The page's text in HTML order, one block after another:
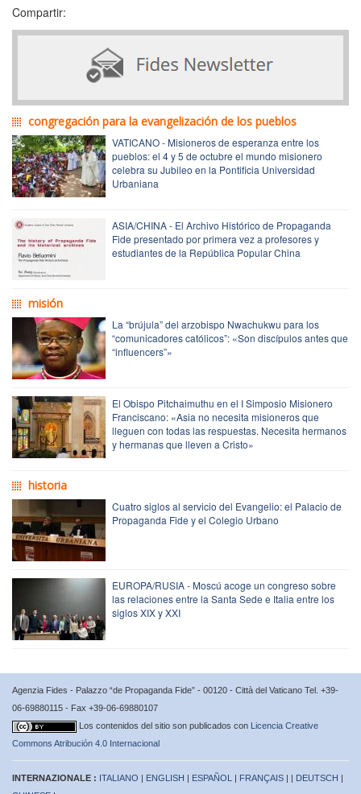
Compartir:
congregación para la evangelización de los pueblos
VATICANO - Misioneros de esperanza entre los
pueblos: el 4 y 5 de octubre el mundo misionero
celebra su Jubileo en la Pontificia Universidad
Urbaniana
ASIA/CHINA - El Archivo Histórico de Propaganda
Fide presentado por primera vez a profesores y
estudiantes de la República Popular China
misión
La “brújula” del arzobispo Nwachukwu para los
“comunicadores católicos”: «Son discípulos antes que
“influencers”»
El Obispo Pitchaimuthu en el I Simposio Misionero
Franciscano: «Asia no necesita misioneros que
lleguen con todas las respuestas. Necesita hermanos
y hermanas que lleven a Cristo»
historia
Cuatro siglos al servicio del Evangelio: el Palacio de
Propaganda Fide y el Colegio Urbano
EUROPA/RUSIA - Moscú acoge un congreso sobre
las relaciones entre la Santa Sede e Italia entre los
siglos XIX y XXI
Agenzia Fides - Palazzo “de Propaganda Fide” - 00120 - Città del Vaticano Tel. +39-
06-69880115 - Fax +39-06-69880107
Los contenidos del sitio son publicados con Licencia Creative
Commons Atribución 4.0 Internacional
INTERNAZIONALE : ITALIANO | ENGLISH | ESPAÑOL | FRANÇAIS | | DEUTSCH |